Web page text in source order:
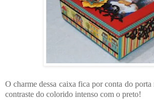
O charme dessa caixa fica por conta do porta
contraste do colorido intenso com o preto!